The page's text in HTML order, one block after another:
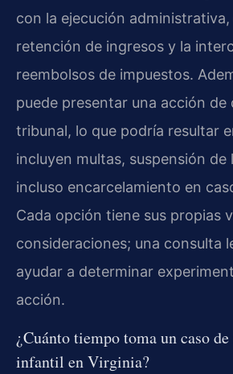
con la ejecución
retención de ingresos y la
reembolsos de impuestos.
puede presentar una acción de
tribunal, lo que podría resultar
incluyen multas, suspensión de
incluso encarcelamiento en
Cada opción tiene sus propias
consideraciones; una consulta
ayudar a determinar
acción.
¿Cuánto tiempo toma un caso
infantil en Virginia?